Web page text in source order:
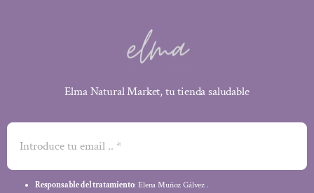
Elma Natural Market, tu tienda saludable
Responsable del tratamiento: Elena Muñoz Gálvez .